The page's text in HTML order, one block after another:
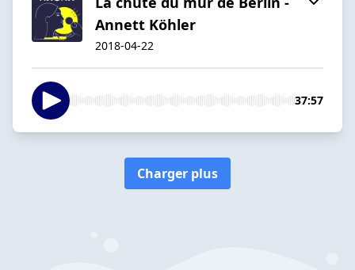
Annett Köhler
2018-04-22
37:57
Charger plus